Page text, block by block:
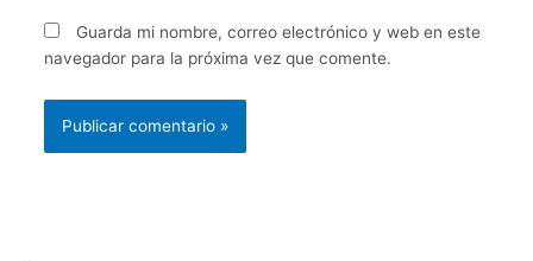
Guarda mi nombre, correo electrónico y web en este
navegador para la próxima vez que comente.